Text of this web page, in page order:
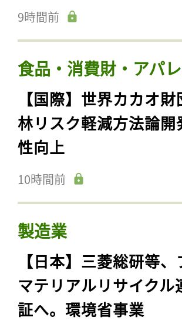
9時間前
食品・消費財・アパ
【国際】世界カカオ
林リスク軽減方法論
性向上
10時間前
製造業
【日本】三菱総研等
マテリアルリサイク
証へ。環境省事業